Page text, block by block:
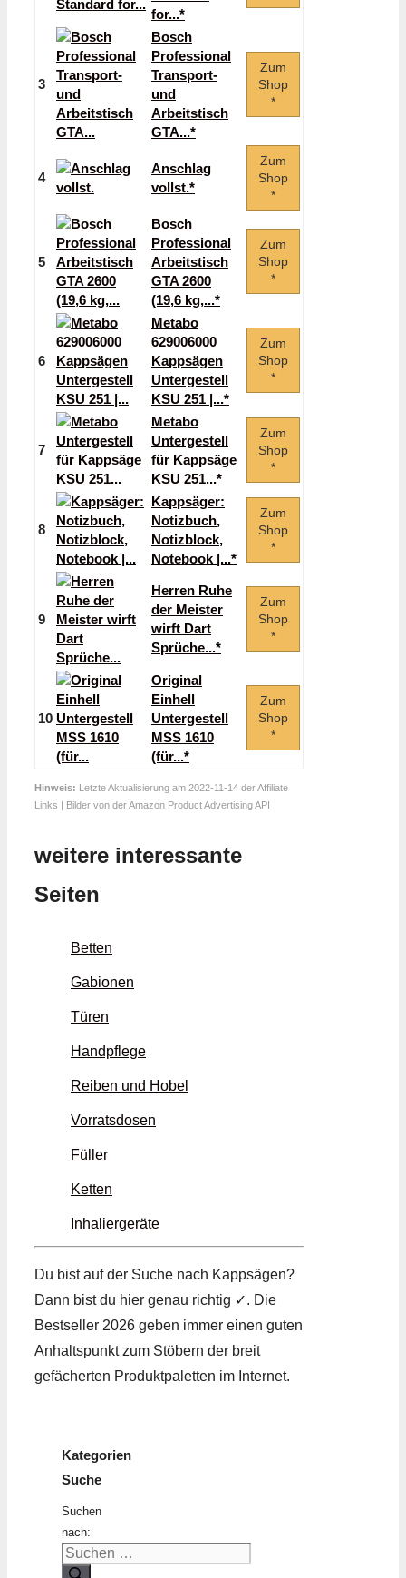
for...*
3
Bosch
Professional
Transport-
und
Arbeitstisch
GTA...*
Zum
Shop
*
4
Anschlag
vollst.*
Zum
Shop
*
5
Bosch
Professional
Arbeitstisch
GTA 2600
(19,6 kg,...*
Zum
Shop
*
6
Metabo
629006000
Kappsägen
Untergestell
KSU 251 |...*
Zum
Shop
*
7
Metabo
Untergestell
für Kappsäge
KSU 251...*
Zum
Shop
*
8
Kappsäger:
Notizbuch,
Notizblock,
Notebook |...*
Zum
Shop
*
9
Herren Ruhe
der Meister
wirft Dart
Sprüche...*
Zum
Shop
*
10
Original
Einhell
Untergestell
MSS 1610
(für...*
Zum
Shop
*
Hinweis: Letzte Aktualisierung am 2022-11-14 der Affiliate
Links | Bilder von der Amazon Product Advertising API
weitere interessante
Seiten
Betten
Gabionen
Türen
Handpflege
Reiben und Hobel
Vorratsdosen
Füller
Ketten
Inhaliergeräte
Du bist auf der Suche nach Kappsägen?
Dann bist du hier genau richtig ✓. Die
Bestseller 2026 geben immer einen guten
Anhaltspunkt zum Stöbern der breit
gefächerten Produktpaletten im Internet.
Kategorien
Suche
Suchen
nach: